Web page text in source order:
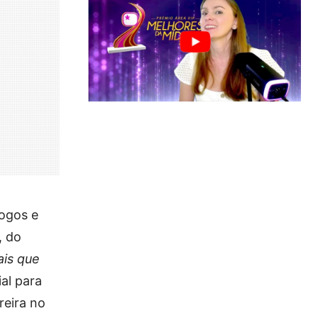
e
do
que
para
no